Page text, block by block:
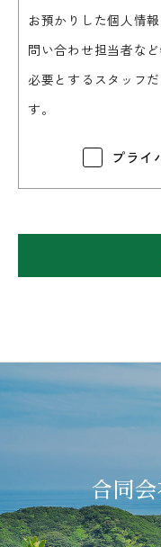
お預かりした個人情
問い合わせ担当者な
必要とするスタッフ
す。
プライ
合同